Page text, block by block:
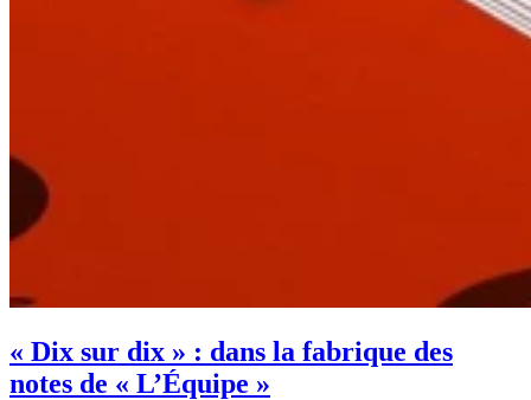
« Dix sur dix » : dans la fabrique des
notes de « L’Équipe »